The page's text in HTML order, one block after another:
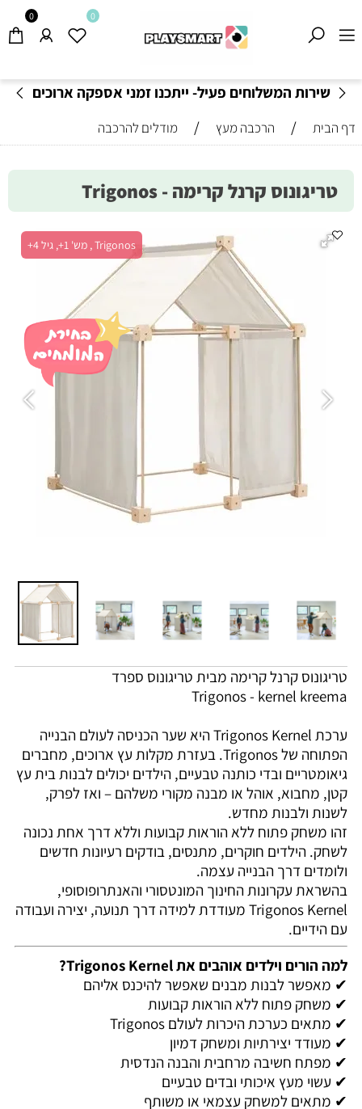
שירות המשלוחים פעיל- ייתכנו זמני אספקה ארוכים
0 0
דף הבית / הרכבה מעץ / מודלים להרכבה
טריגונוס קרנל קרימה - Trigonos
Trigonos , מש' 1+, גיל 4+
טריגונוס קרנל קרימה מבית טריגונוס ספרד
Trigonos - kernel kreema
ערכת Trigonos Kernel היא שער הכניסה לעולם הבנייה
הפתוחה של Trigonos. בעזרת מקלות עץ ארוכים, מחברים
גיאומטריים ובדי כותנה טבעיים, הילדים יכולים לבנות בית עץ
קטן, מחבוא, אוהל או מבנה מקורי משלהם – ואז לפרק,
לשנות ולבנות מחדש.
זהו משחק פתוח ללא הוראות קבועות וללא דרך אחת נכונה
לשחק. הילדים חוקרים, מתנסים, בודקים רעיונות חדשים
ולומדים דרך הבנייה עצמה.
בהשראת עקרונות החינוך המונטסורי והאנתרופוסופי,
Trigonos Kernel מעודדת למידה דרך תנועה, יצירה ועבודה
עם הידיים.
למה הורים וילדים אוהבים את Trigonos Kernel?
✔ מאפשר לבנות מבנים שאפשר להיכנס אליהם
✔ משחק פתוח ללא הוראות קבועות
✔ מתאים כערכת היכרות לעולם Trigonos
✔ מעודד יצירתיות ומשחק דמיון
✔ מפתח חשיבה מרחבית והבנה הנדסית
✔ עשוי מעץ איכותי ובדים טבעיים
✔ מתאים למשחק עצמאי או משותף